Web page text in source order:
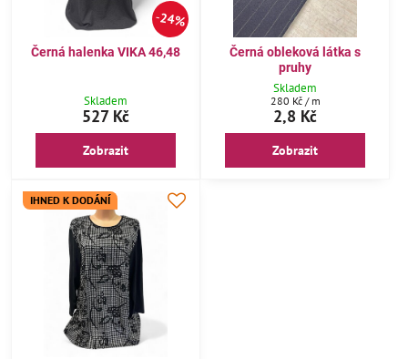
24%
Černá halenka VIKA 46,48
Skladem
527 Kč
Zobrazit
Černá obleková látka s
pruhy
Skladem
2,8 Kč
280 Kč / m
Zobrazit
IHNED K DODÁNÍ